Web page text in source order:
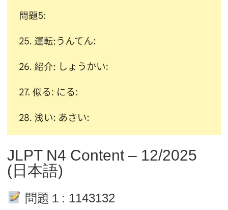
JLPT N4 Content – 12/2025
(日本語)
問題１: 1143132